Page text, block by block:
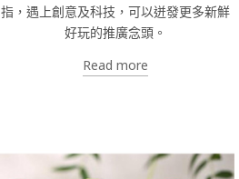
指，遇上創意及科技，可以迸發更多新鮮
好玩的推廣念頭。
Read more